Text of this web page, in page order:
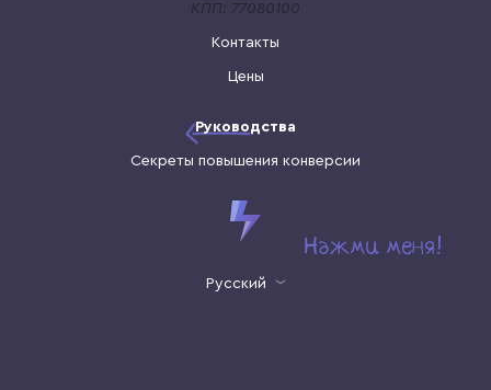
Русский
КПП: 77080100
Контакты
Цены
Руководства
Секреты повышения конверсии